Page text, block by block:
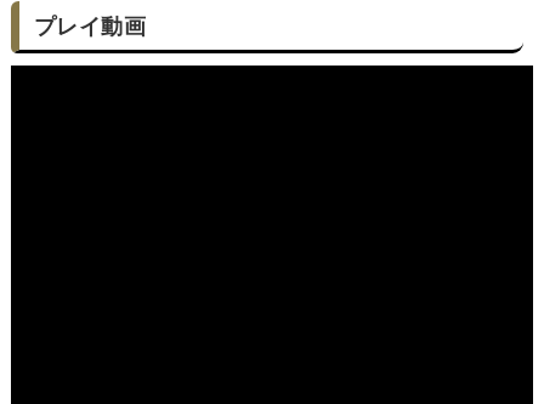
プレイ動画